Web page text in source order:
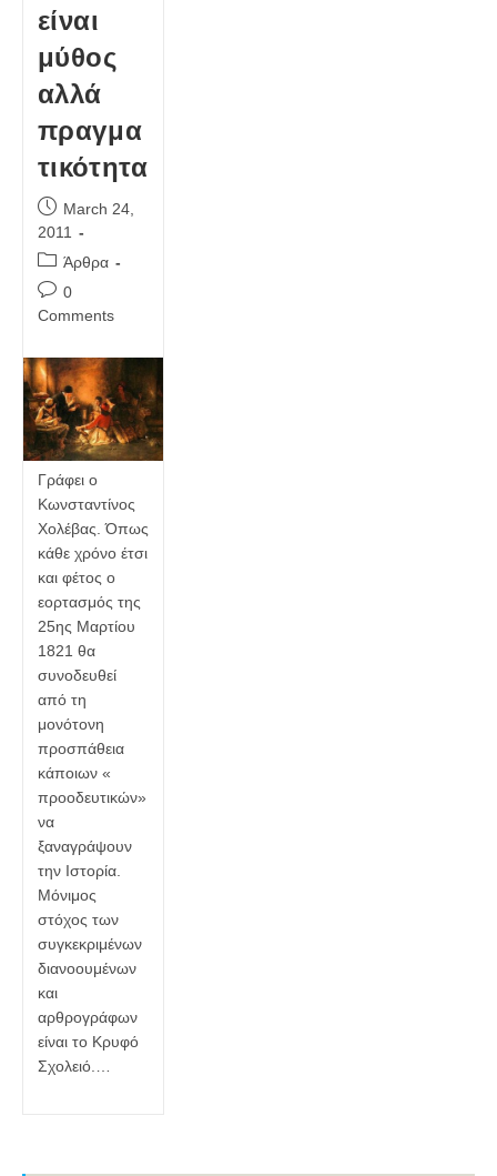
είναι
μύθος
αλλά
πραγμα
τικότητα
Post
published:
March 24,
2011
Post
category:
Άρθρα
Post
comments:
0
Comments
Γράφει ο
Κωνσταντίνος
Χολέβας. Όπως
κάθε χρόνο έτσι
και φέτος ο
εορτασμός της
25ης Μαρτίου
1821 θα
συνοδευθεί
από τη
μονότονη
προσπάθεια
κάποιων «
προοδευτικών»
να
ξαναγράψουν
την Ιστορία.
Μόνιμος
στόχος των
συγκεκριμένων
διανοουμένων
και
αρθρογράφων
είναι το Κρυφό
Σχολειό.…